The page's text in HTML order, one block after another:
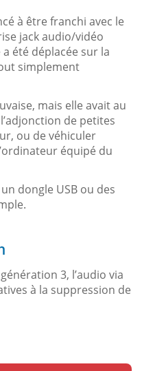
à être franchi avec le
jack audio/vidéo
été déplacée sur la
simplement
mais elle avait au
de petites
ou de véhiculer
équipé du
dongle USB ou des
3, l’audio via
à la suppression de